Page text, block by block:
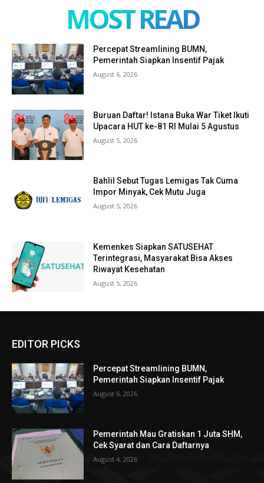
MOST READ
Percepat Streamlining BUMN,
Pemerintah Siapkan Insentif Pajak
August 6, 2026
Buruan Daftar! Istana Buka War Tiket Ikuti
Upacara HUT ke-81 RI Mulai 5 Agustus
August 5, 2026
Bahlil Sebut Tugas Lemigas Tak Cuma
Impor Minyak, Cek Mutu Juga
August 5, 2026
Kemenkes Siapkan SATUSEHAT
Terintegrasi, Masyarakat Bisa Akses
Riwayat Kesehatan
August 5, 2026
EDITOR PICKS
Percepat Streamlining BUMN,
Pemerintah Siapkan Insentif Pajak
August 6, 2026
Pemerintah Mau Gratiskan 1 Juta SHM,
Cek Syarat dan Cara Daftarnya
August 4, 2026